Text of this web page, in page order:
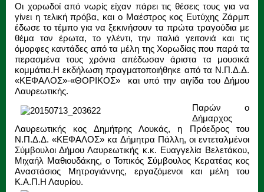
Οι χορωδοί από νωρίς είχαν πάρει τις θέσεις τους για να
γίνει η τελική πρόβα, και ο Μαέστρος κος Ευτύχης Ζάρμπ
έδωσε το τέμπο για να ξεκινήσουν τα πρώτα τραγούδια με
θέμα τον έρωτα, το γλέντι, την παλιά γειτονιά και τις
όμορφες καντάδες από τα μέλη της Χορωδίας που παρά τα
περασμένα τους χρόνια απέδωσαν άριστα τα μουσικά
κομμάτια.Η εκδήλωση πραγματοποιήθηκε από τα Ν.Π.Δ.Δ.
«ΚΕΦΑΛΟΣ»-«ΘΟΡΙΚΟΣ» και υπό την αιγίδα του Δήμου
Λαυρεωτικής.
Παρών ο
Δήμαρχος
Λαυρεωτικής κος Δημήτρης Λουκάς, η Πρόεδρος του
Ν.Π.Δ.Δ. «ΚΕΦΑΛΟΣ» κα Δήμητρα Πάλλη, οι εντεταλμένοι
Σύμβουλοι Δήμου Λαυρεωτικής κ.κ. Ευαγγελία Βελετάκου,
Μιχαήλ Μαθιουδάκης, ο Τοπικός Σύμβουλος Κερατέας κος
Αναστάσιος Μητρογιάννης, εργαζόμενοι και μέλη του
Κ.Α.Π.Η Λαυρίου.